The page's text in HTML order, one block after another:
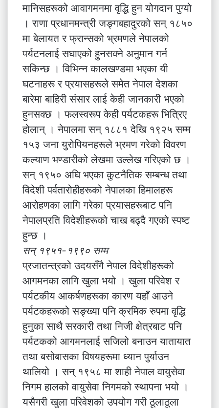
मानिसहरूको आवागमनमा वृद्धि हुन योगदान पुग्यो
। राणा प्रधानमन्त्री जङ्गबहादुरको सन् १८५०
मा बेलायत र फ्रान्सको भ्रमणले नेपालको
पर्यटनलाई सघाएको हुनसक्ने अनुमान गर्न
सकिन्छ । विभिन्न कालखण्डमा भएका यी
घटनाहरू र प्रयासहरूले समेत नेपाल देशका
बारेमा बाहिरी संसार लाई केही जानकारी भएको
हुनसक्छ । फलस्वरूप केही पर्यटकहरू भित्रिए
होलान् । नेपालमा सन् १८८१ देखि १९२५ सम्म
१५३ जना युरोपियनहरूले भ्रमण गरेको विवरण
कल्याण भण्डारीको लेखमा उल्लेख गरिएको छ ।
सन् १९५० अघि भएका कुटनैतिक सम्बन्ध तथा
विदेशी पर्वतारोहीहरूको नेपालका हिमालहरू
आरोहणका लागि गरेका प्रयासहरूबाट पनि
नेपालप्रति विदेशीहरूको चाख बढ्दै गएको स्पष्ट
हुन्छ ।
सन् १९५१-१९९० सम्म
प्रजातन्त्रको उदयसँगै नेपाल विदेशीहरूको
आगमनका लागि खुला भयो । खुला परिवेश र
पर्यटकीय आकर्षणहरूका कारण यहाँ आउने
पर्यटकहरूको सङ्ख्या पनि क्रमिक रुपमा वृद्धि
हुनुका साथै सरकारी तथा निजी क्षेत्रबाट पनि
पर्यटकको आगमनलाई सजिलो बनाउन यातायात
तथा बसोबासका विषयहरूमा ध्यान पुर्याउन
थालियो । सन् १९५८ मा शाही नेपाल वायुसेवा
निगम हालको वायुसेवा निगमको स्थापना भयो ।
यसैगरी खुला परिवेशको उपयोग गरी ठूलाठूला